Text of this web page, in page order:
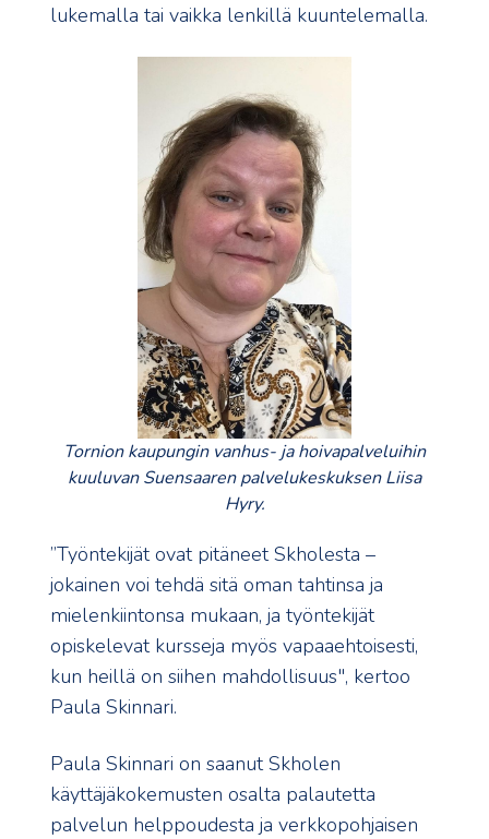
lukemalla tai vaikka lenkillä kuuntelemalla.
Tornion kaupungin vanhus- ja hoivapalveluihin
kuuluvan Suensaaren palvelukeskuksen Liisa
Hyry.
”Työntekijät ovat pitäneet Skholesta –
jokainen voi tehdä sitä oman tahtinsa ja
mielenkiintonsa mukaan, ja työntekijät
opiskelevat kursseja myös vapaaehtoisesti,
kun heillä on siihen mahdollisuus", kertoo
Paula Skinnari.
Paula Skinnari on saanut Skholen
käyttäjäkokemusten osalta palautetta
palvelun helppoudesta ja verkkopohjaisen